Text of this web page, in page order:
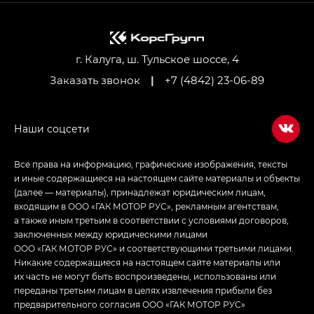
Джи Икс ПРЕМИУМ — GX PREMIUM, ЛАУНЖ —
LOUNGE
Empow — Эмпау (Empow) в комплектации
г. Калуга, ш. Тульское шоссе, 4
Заказать звонок
| +7 (4842) 23-06-89
Все права на информацию, графические изображения, тексты
и иные содержащиеся на настоящем сайте материалы и объекты
(далее — материалы), принадлежат юридическим лицам,
входящим в ООО «ГАК МОТОР РУС», рекламным агентствам,
а также иным третьим в соответствии с условиями договоров,
заключенных между юридическими лицами
ООО «ГАК МОТОР РУС» и соответствующими третьими лицами.
Никакие содержащиеся на настоящем сайте материалы или
их часть не могут быть воспроизведены, использованы или
переданы третьим лицам в целях извлечения прибыли без
предварительного согласия ООО «ГАК МОТОР РУС»